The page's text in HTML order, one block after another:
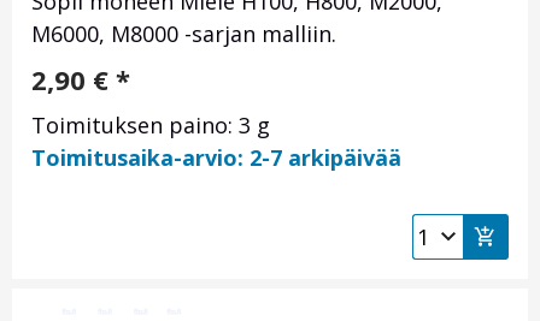
M6000, M8000 -sarjan malliin.
2,90 € *
Toimituksen paino: 3 g
Toimitusaika-arvio: 2-7 arkipäivää